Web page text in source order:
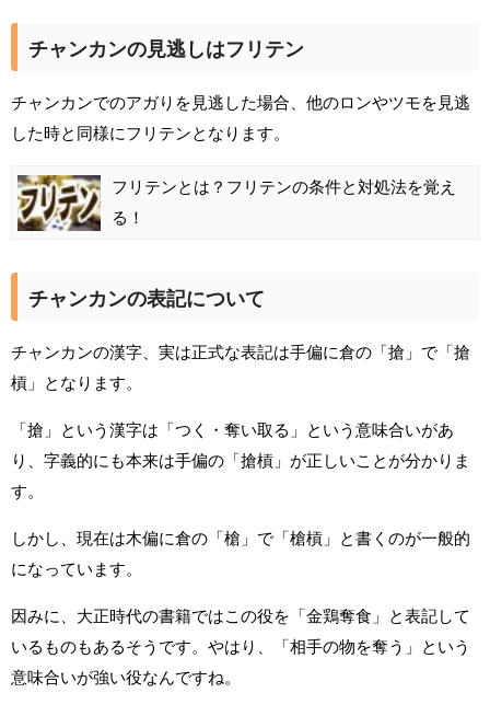
チャンカンの見逃しはフリテン
チャンカンでのアガりを見逃した場合、他のロンやツモを見逃
した時と同様にフリテンとなります。
フリテンとは？フリテンの条件と対処法を覚え
る！
チャンカンの表記について
チャンカンの漢字、実は正式な表記は手偏に倉の「搶」で「搶
槓」となります。
「搶」という漢字は「つく・奪い取る」という意味合いがあ
り、字義的にも本来は手偏の「搶槓」が正しいことが分かりま
す。
しかし、現在は木偏に倉の「槍」で「槍槓」と書くのが一般的
になっています。
因みに、大正時代の書籍ではこの役を「金鶏奪食」と表記して
いるものもあるそうです。やはり、「相手の物を奪う」という
意味合いが強い役なんですね。